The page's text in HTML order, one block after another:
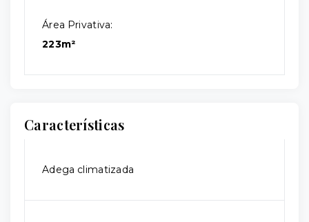
Área Privativa:
223m²
Características
Adega climatizada